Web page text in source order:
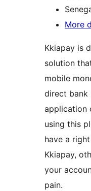
More
Kkiapay is
solution
mobile
direct bank
application
using this
have a
Kkiapay,
your
pain.